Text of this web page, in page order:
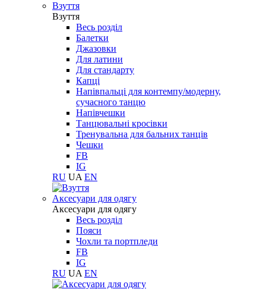
Взуття
Взуття
Весь розділ
Балетки
Джазовки
Для латини
Для стандарту
Капці
Напівпальці для контемпу/модерну,
сучасного танцю
Напівчешки
Танцювальні кросівки
Тренувальна для бальних танців
Чешки
FB
IG
RU UA EN
Aксесуари для одягу
Aксесуари для одягу
Весь розділ
Пояси
Чохли та портпледи
FB
IG
RU UA EN